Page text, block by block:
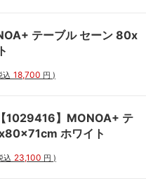
テーブル セーン 80x
込 18,700 円 )
1029416】MONOA+ テ
ホワイト
込 23,100 円 )